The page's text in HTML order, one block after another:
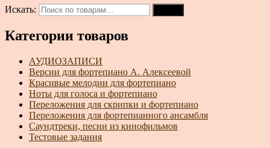
Искать:
Категории товаров
АУДИОЗАПИСИ
Версии для фортепиано А. Алексеевой
Красивые мелодии для фортепиано
Ноты для голоса и фортепиано
Переложения для скрипки и фортепиано
Переложения для фортепианного ансамбля
Саундтреки, песни из кинофильмов
Тестовые задания